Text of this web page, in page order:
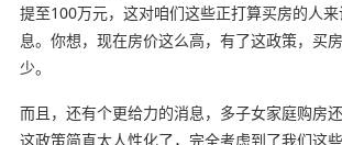
提至100万元，这对咱们这些正打算买房的人
息。你想，现在房价这么高，有了这政策，买
少。
而且，还有个更给力的消息，多子女家庭购房
这政策简直太人性化了，完全考虑到了我们这些